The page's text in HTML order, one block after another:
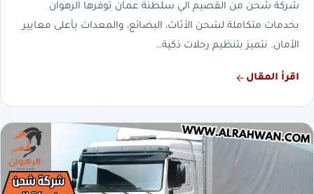
شركة شحن من القصيم الي سلطنة عمان توفرها الرهوان
بخدمات متكاملة لشحن الأثاث، البضائع، والمعدات بأعلى معايير
الأمان. نتميز بتنظيم رحلات ذكية…
اقرأ المقال